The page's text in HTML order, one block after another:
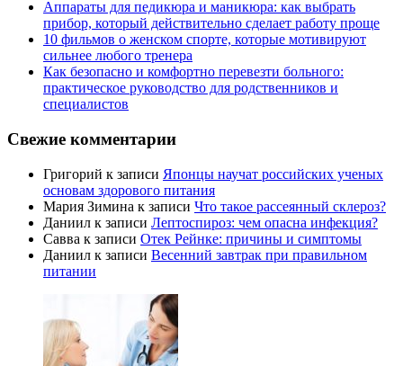
Аппараты для педикюра и маникюра: как выбрать
прибор, который действительно сделает работу проще
10 фильмов о женском спорте, которые мотивируют
сильнее любого тренера
Как безопасно и комфортно перевезти больного:
практическое руководство для родственников и
специалистов
Свежие комментарии
Григорий к записи Японцы научат российских ученых
основам здорового питания
Мария Зимина к записи Что такое рассеянный склероз?
Даниил к записи Лептоспироз: чем опасна инфекция?
Савва к записи Отек Рейнке: причины и симптомы
Даниил к записи Весенний завтрак при правильном
питании